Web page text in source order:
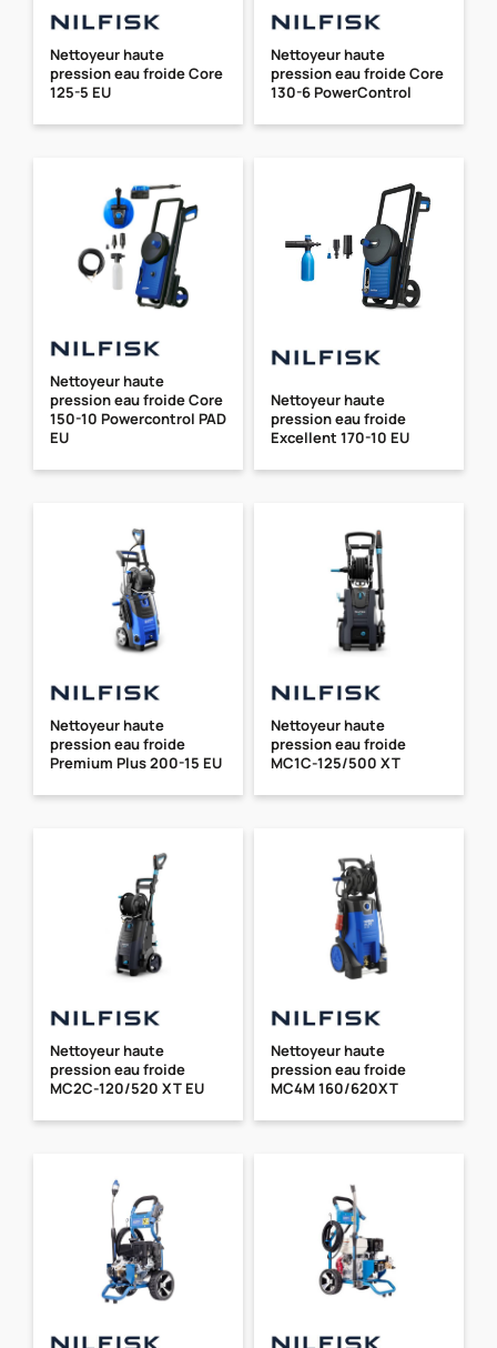
Nettoyeur haute
pression eau froide Core
125-5 EU
Nettoyeur haute
pression eau froide Core
130-6 PowerControl
Nettoyeur haute
pression eau froide Core
150-10 Powercontrol PAD
EU
Nettoyeur haute
pression eau froide
Excellent 170-10 EU
Nettoyeur haute
pression eau froide
Premium Plus 200-15 EU
Nettoyeur haute
pression eau froide
MC1C-125/500 XT
Nettoyeur haute
pression eau froide
MC2C-120/520 XT EU
Nettoyeur haute
pression eau froide
MC4M 160/620XT